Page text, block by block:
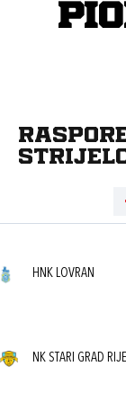
HNK LOVRAN
NK STARI GRAD